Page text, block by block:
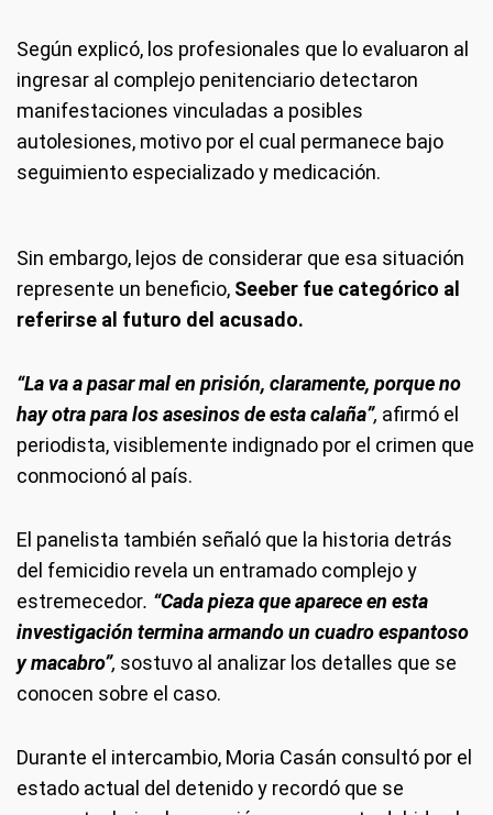
Según explicó, los profesionales que lo evaluaron al
ingresar al complejo penitenciario detectaron
manifestaciones vinculadas a posibles
autolesiones, motivo por el cual permanece bajo
seguimiento especializado y medicación.
Sin embargo, lejos de considerar que esa situación
represente un beneficio, Seeber fue categórico al
referirse al futuro del acusado.
“La va a pasar mal en prisión, claramente, porque no
hay otra para los asesinos de esta calaña”, afirmó el
periodista, visiblemente indignado por el crimen que
conmocionó al país.
El panelista también señaló que la historia detrás
del femicidio revela un entramado complejo y
estremecedor. “Cada pieza que aparece en esta
investigación termina armando un cuadro espantoso
y macabro”, sostuvo al analizar los detalles que se
conocen sobre el caso.
Durante el intercambio, Moria Casán consultó por el
estado actual del detenido y recordó que se